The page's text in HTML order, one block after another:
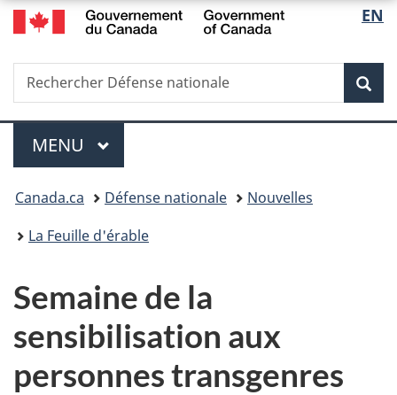
de
la
EN
Recherche
Rechercher
Défense
Menu
MENU PRINCIPAL
Vous
êtes
Canada.ca Défense nationale
Nouvelles
La Feuille d'érable
Semaine de la
sensibilisation aux
personnes transgenres